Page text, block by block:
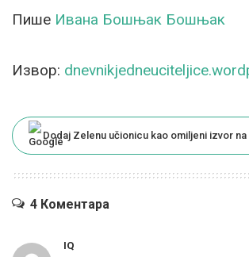
Пише Ивана Бошњак Бошњак
Извор:
Dodaj Zelenu učionicu kao omiljeni izvor
4 Коментара
IQ